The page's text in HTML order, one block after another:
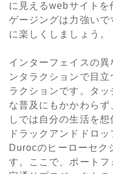
に見えるwebサイトを
ゲージングは力強い
に楽しくしましょう。
インターフェイスの
ンタラクションで目
ラクションです。タ
な普及にもかかわら
しでは自分の生活を想
ドラックアンドドロ
Durocのヒーローセク
す。ここで、ポート